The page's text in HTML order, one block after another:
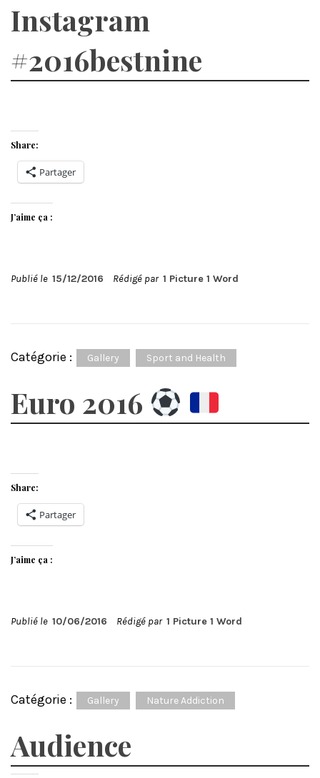
Instagram
#2016bestnine
Share:
Partager
J’aime ça :
Publié le 15/12/2016 Rédigé par 1 Picture 1 Word
Catégorie : Gallery Sport and Health
Euro 2016
Share:
Partager
J’aime ça :
Publié le 10/06/2016 Rédigé par 1 Picture 1 Word
Catégorie : Gallery Nature Addiction
Audience